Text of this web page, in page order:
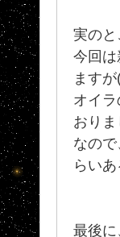
実のと
今回
ます
オイ
おりま
なの
らいあ
最後